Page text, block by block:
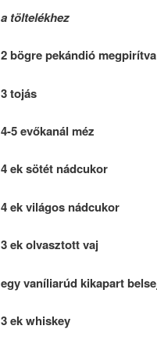
a töltelékhez
2 bögre pekándió megpirítva
3 tojás
4-5 evőkanál méz
4 ek sötét nádcukor
4 ek világos nádcukor
3 ek olvasztott vaj
egy vaníliarúd kikapart
3 ek whiskey